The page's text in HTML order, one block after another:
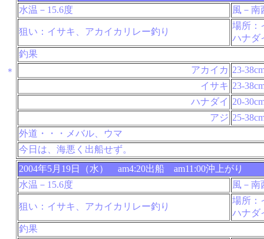
＊
水温－15.6度
風－南
狙い：イサキ、アカイカリレー釣り
場所：
ハナダ
釣果
アカイカ 23-
イサキ 23-
ハナダイ 20-
アジ 25-
外道・・・メバル、ウマ
今日は、海悪く出船せず。
2004年5月19日（水） am4:20出船 am11:00沖上がり
水温－15.6度
風－南
狙い：イサキ、アカイカリレー釣り
場所：
ハナダ
釣果